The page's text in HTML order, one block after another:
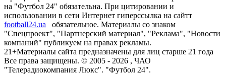
на "Футбол 24" обязательна. При цитировании и
использовании в сети Интернет гиперссылка на сайтт
football24.ua
обязательное. Материалы со знаком
"Спецпроект", "Партнерский материал", "Реклама", "Новости
компаний" публикуем на правах рекламы.
21+Материалы сайта предназначены для лиц старше 21 года
Все права защищены. © 2005 - 2026 , ЧАО
"Телерадиокомпания Люкс". "Футбол 24".